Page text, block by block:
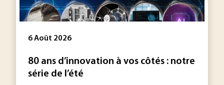
6 Août 2026
80 ans d’innovation à vos côtés : notre
série de l’été